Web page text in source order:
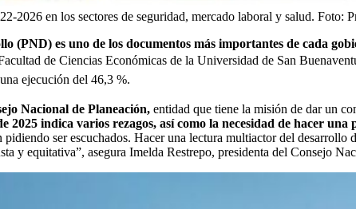
2026 en los sectores de seguridad, mercado laboral y salud. Foto:
(PND) es uno de los documentos más importantes de cada
de Ciencias Económicas de la Universidad de San
ejecución del 46,3 %.
Nacional de Planeación, entidad que tiene la misión de dar un
2025 indica varios rezagos, así como la necesidad de hacer
pidiendo ser escuchados. Hacer una lectura multiactor del
y equitativa”, asegura Imelda Restrepo, presidenta del Consejo